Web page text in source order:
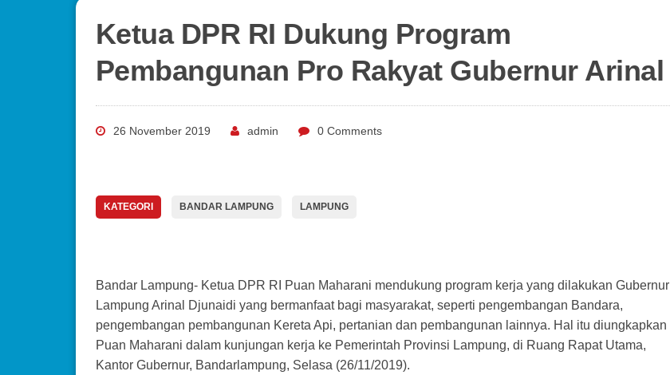
Ketua DPR RI Dukung Program
Pembangunan Pro Rakyat Gubernur Arinal
26 November 2019 admin 0 Comments
KATEGORI BANDAR LAMPUNG LAMPUNG
Bandar Lampung- Ketua DPR RI Puan Maharani mendukung program kerja yang dilakukan Gubernur
Lampung Arinal Djunaidi yang bermanfaat bagi masyarakat, seperti pengembangan Bandara,
pengembangan pembangunan Kereta Api, pertanian dan pembangunan lainnya. Hal itu diungkapkan
Puan Maharani dalam kunjungan kerja ke Pemerintah Provinsi Lampung, di Ruang Rapat Utama,
Kantor Gubernur, Bandarlampung, Selasa (26/11/2019).